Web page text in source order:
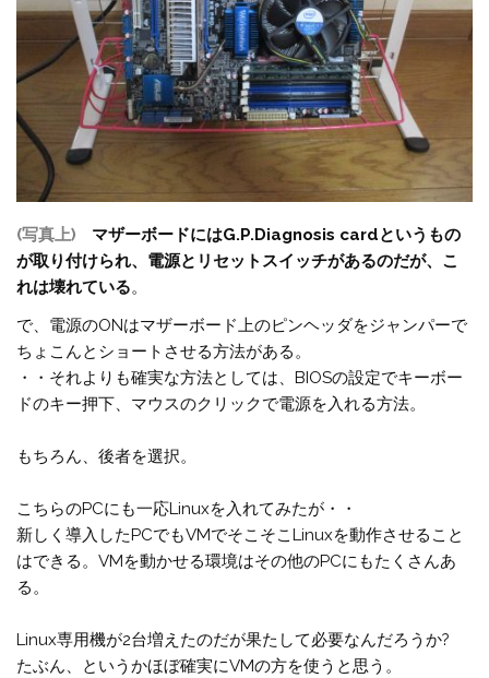
(写真上)
マザーボードにはG.P.Diagnosis cardというもの
が取り付けられ、電源とリセットスイッチがあるのだが、こ
れは壊れている。
で、電源のONはマザーボード上のピンヘッダをジャンパーで
ちょこんとショートさせる方法がある。
・・それよりも確実な方法としては、BIOSの設定でキーボー
ドのキー押下、マウスのクリックで電源を入れる方法。
もちろん、後者を選択。
こちらのPCにも一応Linuxを入れてみたが・・
新しく導入したPCでもVMでそこそこLinuxを動作させること
はできる。VMを動かせる環境はその他のPCにもたくさんあ
る。
Linux専用機が2台増えたのだが果たして必要なんだろうか?
たぶん、というかほぼ確実にVMの方を使うと思う。